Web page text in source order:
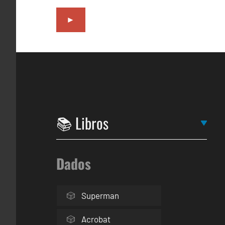
►
Dados
Superman
Acrobat